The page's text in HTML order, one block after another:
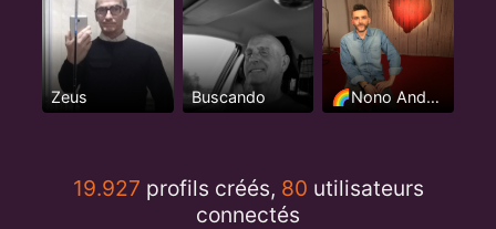
Zeus Buscando 🌈Nono Andaluz🌈
19.927 profils créés, 80 utilisateurs
connectés